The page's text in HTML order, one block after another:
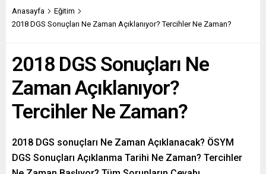
Anasayfa
Eğitim
2018 DGS Sonuçları Ne Zaman Açıklanıyor? Tercihler Ne Zaman?
2018 DGS Sonuçları Ne
Zaman Açıklanıyor?
Tercihler Ne Zaman?
2018 DGS sonuçları Ne Zaman Açıklanacak? ÖSYM
DGS Sonuçları Açıklanma Tarihi Ne Zaman? Tercihler